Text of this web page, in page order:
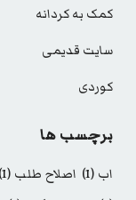
کمک به کردانه
سایت قدیمی
کوردی
برچسب ها
اب (1) اصلاح طلب (1)